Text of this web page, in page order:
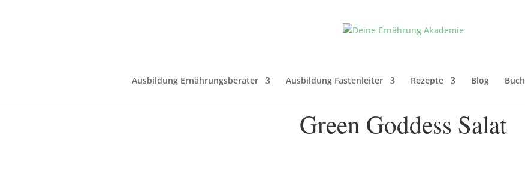
Ausbildung Ernährungsberater Ausbildung Fastenleiter Rezepte Blog Buch
Green Goddess Salat